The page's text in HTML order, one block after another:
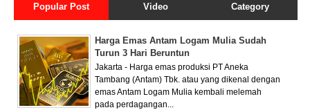
Popular Post Video Category
Harga Emas Antam Logam Mulia Sudah
Turun 3 Hari Beruntun
Jakarta - Harga emas produksi PT Aneka
Tambang (Antam) Tbk. atau yang dikenal dengan
emas Antam Logam Mulia kembali melemah
pada perdagangan...